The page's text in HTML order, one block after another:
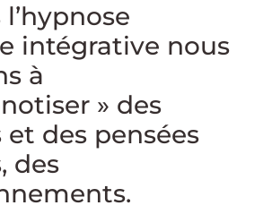
intégrative nous
à
» des
et des pensées
des